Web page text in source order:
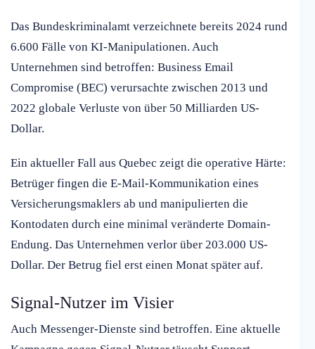
Das Bundeskriminalamt verzeichnete bereits 2024 rund
6.600 Fälle von KI-Manipulationen. Auch
Unternehmen sind betroffen: Business Email
Compromise (BEC) verursachte zwischen 2013 und
2022 globale Verluste von über 50 Milliarden US-
Dollar.
Ein aktueller Fall aus Quebec zeigt die operative Härte:
Betrüger fingen die E-Mail-Kommunikation eines
Versicherungsmaklers ab und manipulierten die
Kontodaten durch eine minimal veränderte Domain-
Endung. Das Unternehmen verlor über 203.000 US-
Dollar. Der Betrug fiel erst einen Monat später auf.
Signal-Nutzer im Visier
Auch Messenger-Dienste sind betroffen. Eine aktuelle